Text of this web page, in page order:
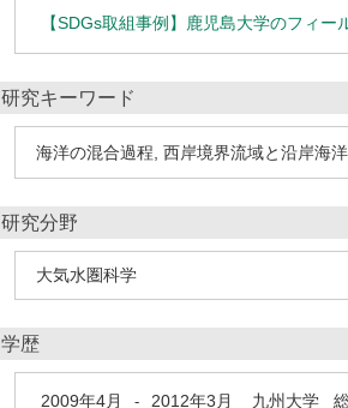
【SDGs取組事例】鹿児島大学のフィ
研究キーワード
海洋の混合過程, 西岸境界流域と沿岸海
研究分野
大気水圏科学
学歴
2009年4月 - 2012年3月 九州大学 総